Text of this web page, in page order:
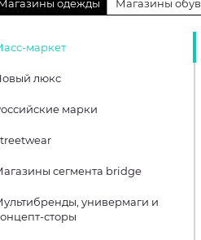
одежды Магазины
маркет
люкс
марки
сегмента bridge
универмаги и
сторы